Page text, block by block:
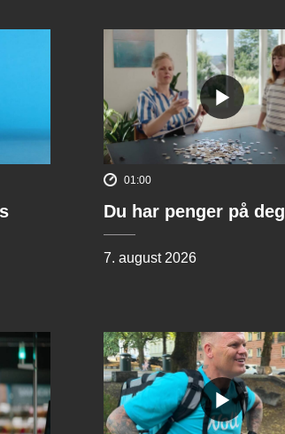
01:00
Du har penger på deg
7. august 2026